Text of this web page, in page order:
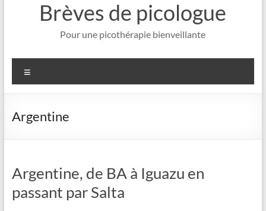
Brèves de picologue
Pour une picothérapie bienveillante
Argentine
Argentine, de BA à Iguazu en
passant par Salta